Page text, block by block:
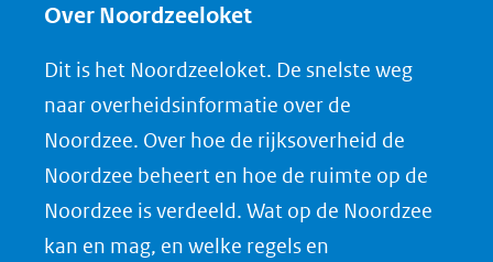
e
o
p
F
a
c
e
e
o
p
L
i
n
k
e
o
p
X
(opent
in
nieuw
n
o
a
d
P
D
F
Over Noordzeeloket
Dit is het Noordzeeloket. De snelste weg
naar overheidsinformatie over de
Noordzee. Over hoe de rijksoverheid de
Noordzee beheert en hoe de ruimte op de
Noordzee is verdeeld. Wat op de Noordzee
kan en mag, en welke regels en